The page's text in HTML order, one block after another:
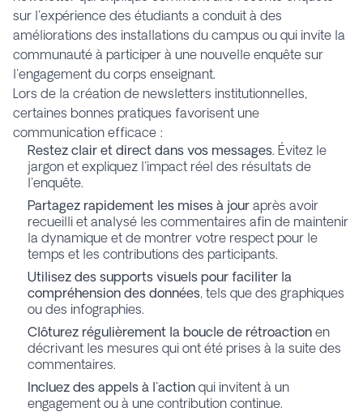
sur l'expérience des étudiants a conduit à des
améliorations des installations du campus ou qui invite la
communauté à participer à une nouvelle enquête sur
l'engagement du corps enseignant.
Lors de la création de newsletters institutionnelles,
certaines bonnes pratiques favorisent une
communication efficace :
Restez clair et direct dans vos messages. Évitez le
jargon et expliquez l'impact réel des résultats de
l'enquête.
Partagez rapidement les mises à jour après avoir
recueilli et analysé les commentaires afin de maintenir
la dynamique et de montrer votre respect pour le
temps et les contributions des participants.
Utilisez des supports visuels pour faciliter la
compréhension des données, tels que des graphiques
ou des infographies.
Clôturez régulièrement la boucle de rétroaction en
décrivant les mesures qui ont été prises à la suite des
commentaires.
Incluez des appels à l'action qui invitent à un
engagement ou à une contribution continue.